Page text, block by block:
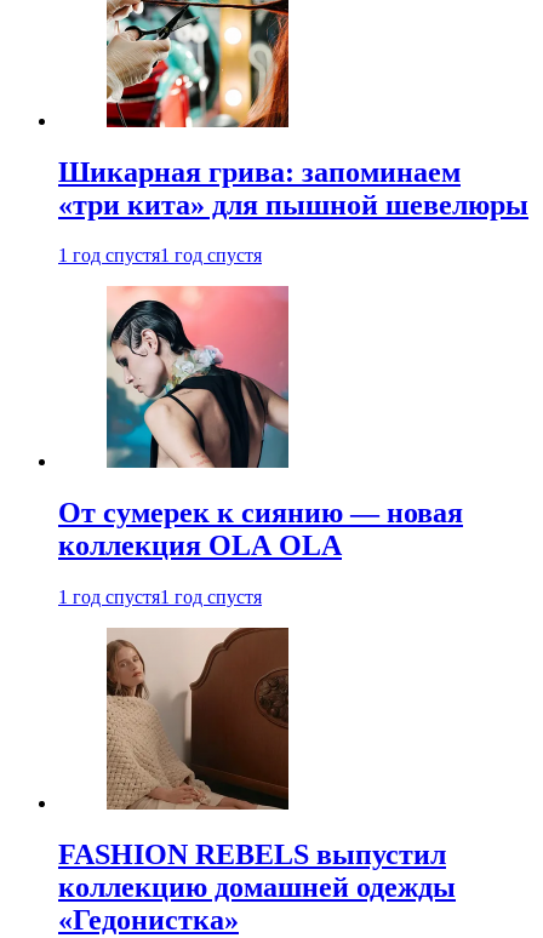
Шикарная грива: запоминаем
«три кита» для пышной шевелюры
1 год спустя1 год спустя
От сумерек к сиянию — новая
коллекция OLA OLA
1 год спустя1 год спустя
FASHION REBELS выпустил
коллекцию домашней одежды
«Гедонистка»